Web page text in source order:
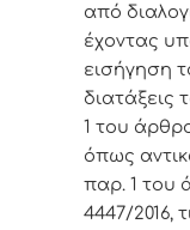
από
έχοντας
εισήγηση
διατάξεις
1 του
όπως
παρ. 1 του
4447/2016,